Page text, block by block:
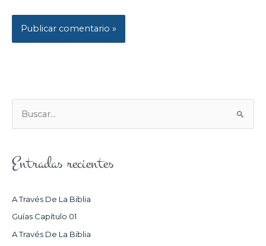
U
C
R
Entradas recientes
A Través De La Biblia
Guías Capítulo 01
A Través De La Biblia